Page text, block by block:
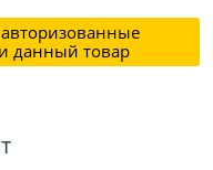
данный товар